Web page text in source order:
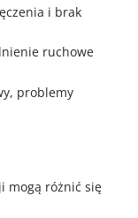
i brak
ruchowe
problemy
mogą różnić się